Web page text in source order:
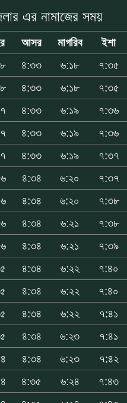
এর নামাজের সময়
আসর মাগরিব
ইশা
৪:৩৩ ৬:১৮
৭:৩৫
৪:৩৩ ৬:১৮
৭:৩৫
৪:৩৩ ৬:১৯
৭:৩৬
৪:৩৩ ৬:১৯
৭:৩৬
৪:৩৩ ৬:১৯
৭:৩৭
৪:৩৪ ৬:২০
৭:৩৭
৪:৩৪ ৬:২০
৭:৩৮
৪:৩৪ ৬:২১
৭:৩৮
৪:৩৪ ৬:২১
৭:৩৯
৪:৩৪ ৬:২২
৭:৪০
৪:৩৪ ৬:২২
৭:৪০
৪:৩৪ ৬:২২
৭:৪১
৪:৩৪ ৬:২৩
৭:৪১
৪:৩৪ ৬:২৩
৭:৪২
৪:৩৫ ৬:২৪
৭:৪৩